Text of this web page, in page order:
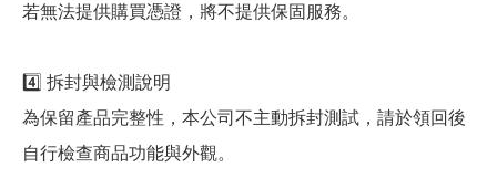
若無法提供購買憑證，將不提供保固服務。
4️⃣ 拆封與檢測說明
為保留產品完整性，本公司不主動拆封測試，請於領回後
自行檢查商品功能與外觀。